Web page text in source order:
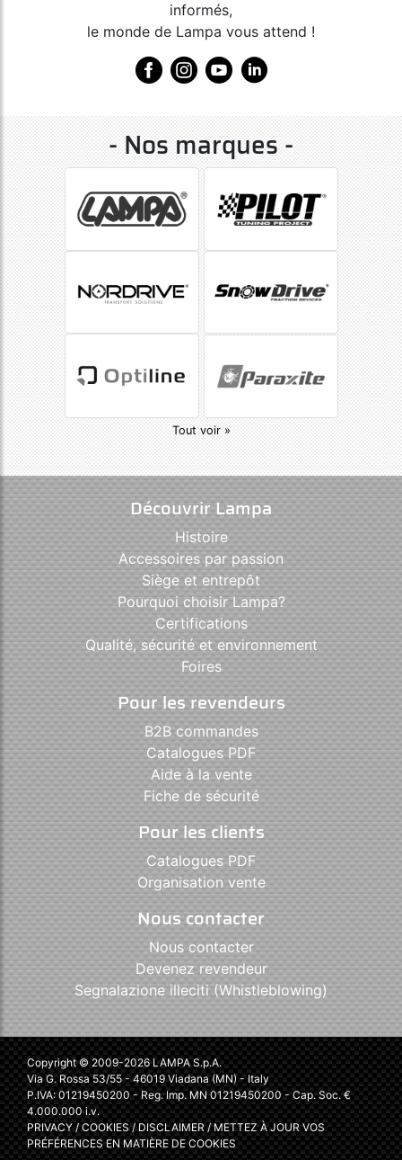
informés,
le monde de Lampa vous attend !
- Nos marques -
Tout voir »
Découvrir Lampa
Histoire
Accessoires par passion
Siège et entrepôt
Pourquoi choisir Lampa?
Certifications
Qualité, sécurité et environnement
Foires
Pour les revendeurs
B2B commandes
Catalogues PDF
Aide à la vente
Fiche de sécurité
Pour les clients
Catalogues PDF
Organisation vente
Nous contacter
Nous contacter
Devenez revendeur
Segnalazione illeciti (Whistleblowing)
Copyright © 2009-2026 LAMPA S.p.A.
Via G. Rossa 53/55 - 46019 Viadana (MN) - Italy
P.IVA: 01219450200 - Reg. Imp. MN 01219450200 - Cap. Soc. €
4.000.000 i.v.
PRIVACY/COOKIES/DISCLAIMER/METTEZ À JOUR VOS
PRÉFÉRENCES EN MATIÈRE DE COOKIES